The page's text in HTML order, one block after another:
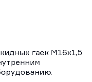
гаек М16х1,5